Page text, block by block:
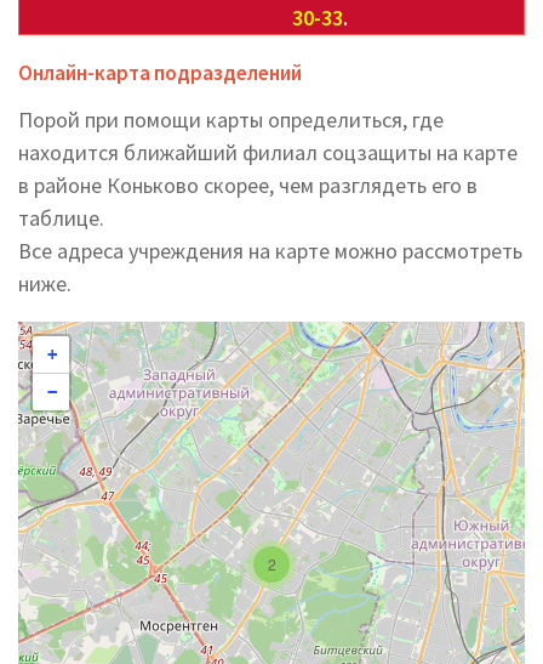
30-33.
Онлайн-карта подразделений
Порой при помощи карты определиться, где
находится ближайший филиал соцзащиты на карте
в районе Коньково скорее, чем разглядеть его в
таблице.
Все адреса учреждения на карте можно рассмотреть
ниже.
2
+
−